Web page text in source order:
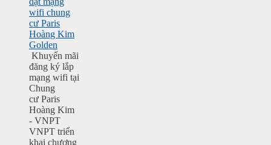
wifi chung
cư Paris
Hoàng Kim
Golden
Khuyến mãi
đăng ký lắp
mạng wifi tại
Chung
cư Paris
Hoàng Kim
- VNPT
VNPT triển
khai chương